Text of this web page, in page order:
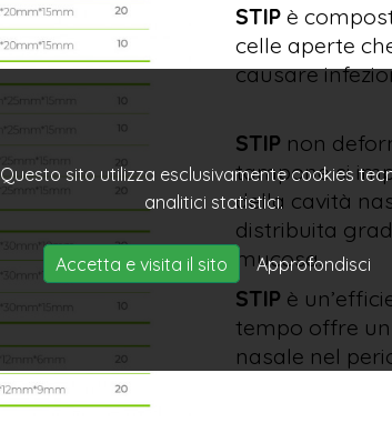
Questo sito utilizza esclusivamente cookies
analitici statistici.
Accetta e visita il sito Approfondisci
STIP è
celle aperte
causare
STIP non
tampone si
della cavità
distribuita
mucosa.
STIP è
tempo offre
nasale nel